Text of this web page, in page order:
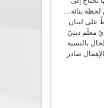
لحظة بنائه…
على لبنان
معلَم دينيّ
بالنسبة
صادر